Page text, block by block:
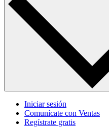
Iniciar sesión
Comunícate con Ventas
Regístrate gratis